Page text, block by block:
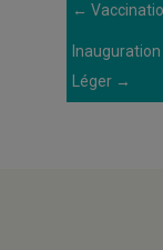
←
Léger →